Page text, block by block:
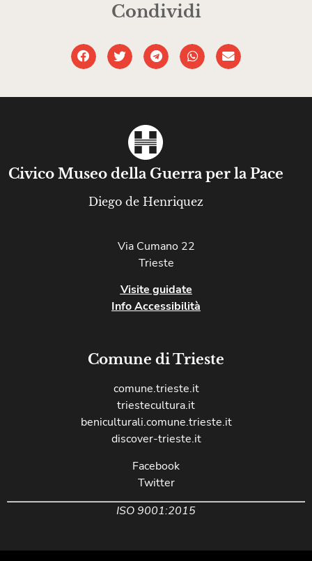
Condividi
Civico Museo della Guerra per la Pace
Diego de Henriquez
Via Cumano 22
Trieste
Visite guidate
Info Accessibilità
Comune di Trieste
comune.trieste.it
triestecultura.it
beniculturali.comune.trieste.it
discover-trieste.it
Facebook
Twitter
ISO 9001:2015